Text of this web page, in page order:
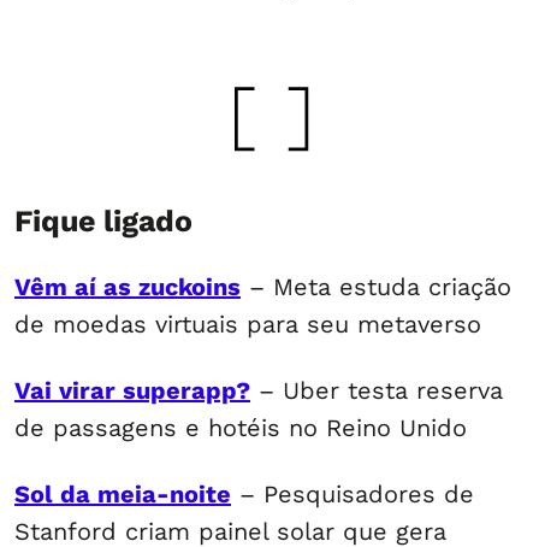
Fique ligado
Vêm aí as zuckoins – Meta estuda criação
de moedas virtuais para seu metaverso
Vai virar superapp? – Uber testa reserva
de passagens e hotéis no Reino Unido
Sol da meia-noite – Pesquisadores de
Stanford criam painel solar que gera